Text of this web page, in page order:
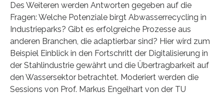
Des Weiteren werden Antworten gegeben auf die
Fragen: Welche Potenziale birgt Abwasserrecycling in
Industrieparks? Gibt es erfolgreiche Prozesse aus
anderen Branchen, die adaptierbar sind? Hier wird zum
Beispiel Einblick in den Fortschritt der Digitalisierung in
der Stahlindustrie gewährt und die Übertragbarkeit auf
den Wassersektor betrachtet. Moderiert werden die
Sessions von Prof. Markus Engelhart von der TU